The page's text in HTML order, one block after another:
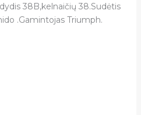
38B,kelnaičių 38.Sudėtis
.Gamintojas Triumph.